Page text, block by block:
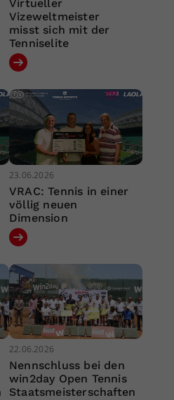
Virtueller
Vizeweltmeister
misst sich mit der
Tenniselite
23.06.2026
VRAC: Tennis in einer
völlig neuen
Dimension
22.06.2026
Nennschluss bei den
win2day Open Tennis
Staatsmeisterschaften